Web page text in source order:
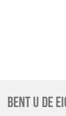
BENT U DE